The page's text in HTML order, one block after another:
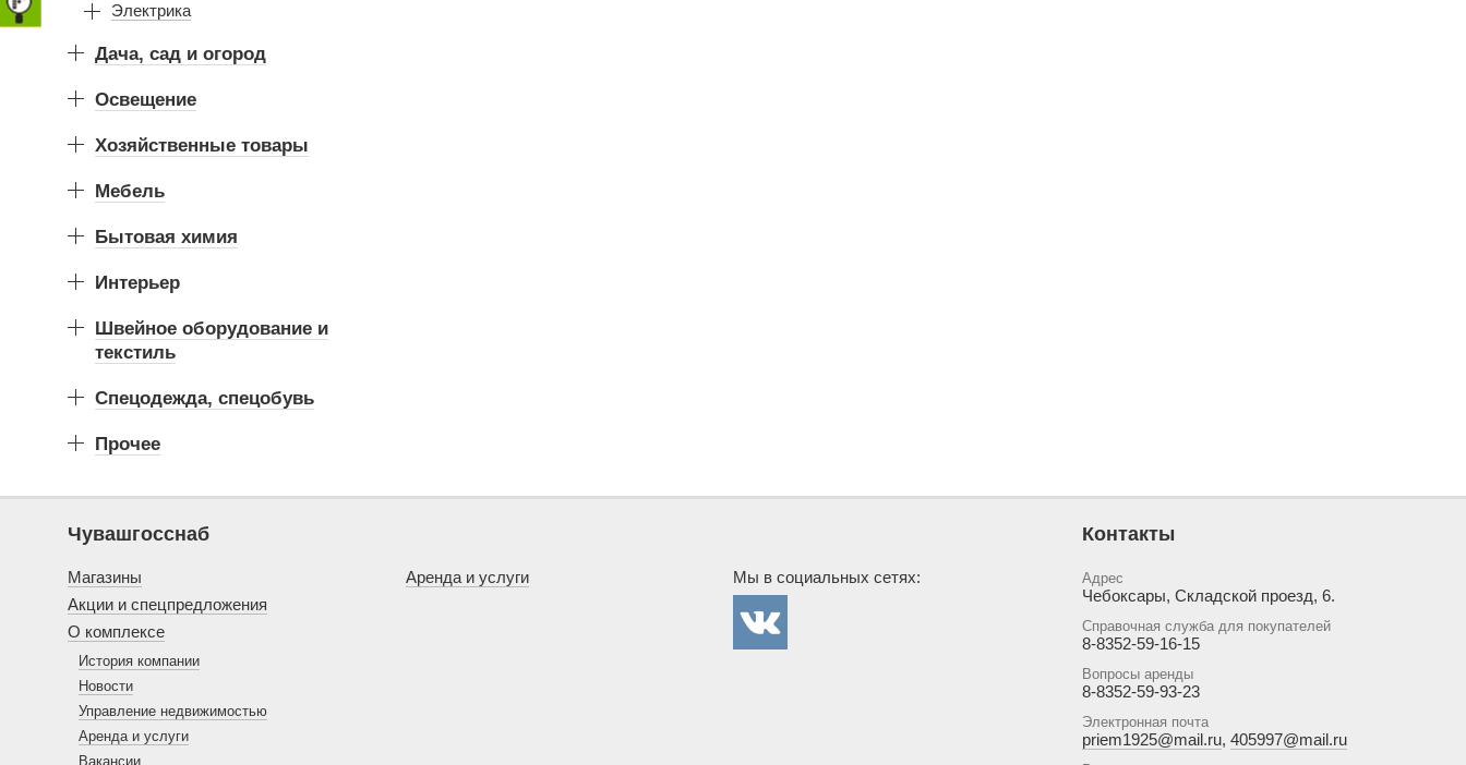
Электрика
Дача, сад и огород
Освещение
Хозяйственные товары
Мебель
Бытовая химия
Интерьер
Швейное оборудование и
текстиль
Спецодежда, спецобувь
Прочее
Чувашгосснаб
Магазины
Акции и спецпредложения
О комплексе
История компании
Новости
Управление недвижимостью
Аренда и услуги
Вакансии
Аренда и услуги Мы в социальных сетях:
Контакты
Адрес
Чебоксары, Складской проезд, 6.
Справочная служба для покупателей
8-8352-59-16-15
Вопросы аренды
8-8352-59-93-23
Электронная почта
priem1925@mail.ru, 405997@mail.ru